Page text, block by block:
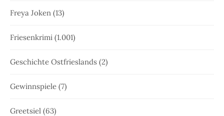
Freya Joken (13)
Friesenkrimi (1.001)
Geschichte Ostfrieslands (2)
Gewinnspiele (7)
Greetsiel (63)